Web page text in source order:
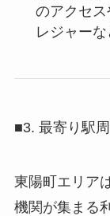
のアクセ
レジャーな
■3. 最寄り駅
東陽町エリア
機関が集まる